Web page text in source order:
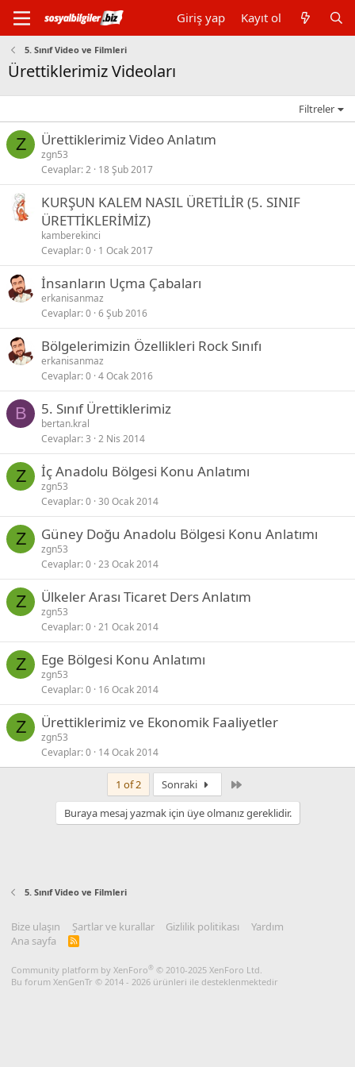
Giriş yap Kayıt ol
5. Sınıf Video ve Filmleri
Ürettiklerimiz Videoları
Filtreler
Z Ürettiklerimiz Video Anlatım
zgn53
Cevaplar 2 18 Şub 2017
KURŞUN KALEM NASIL ÜRETİLİR (5. SINIF
ÜRETTİKLERİMİZ)
kamberekinci
Cevaplar 0 1 Ocak 2017
İnsanların Uçma Çabaları
erkanisanmaz
Cevaplar 0 6 Şub 2016
Bölgelerimizin Özellikleri Rock Sınıfı
erkanisanmaz
Cevaplar 0 4 Ocak 2016
B 5. Sınıf Ürettiklerimiz
bertan.kral
Cevaplar 3 2 Nis 2014
Z İç Anadolu Bölgesi Konu Anlatımı
zgn53
Cevaplar 0 30 Ocak 2014
Z Güney Doğu Anadolu Bölgesi Konu Anlatımı
zgn53
Cevaplar 0 23 Ocak 2014
Z Ülkeler Arası Ticaret Ders Anlatım
zgn53
Cevaplar 0 21 Ocak 2014
Z Ege Bölgesi Konu Anlatımı
zgn53
Cevaplar 0 16 Ocak 2014
Z Ürettiklerimiz ve Ekonomik Faaliyetler
zgn53
Cevaplar 0 14 Ocak 2014
1 of 2 Sonraki
Buraya mesaj yazmak için üye olmanız gereklidir.
5. Sınıf Video ve Filmleri
Bize ulaşın Şartlar ve kurallar Gizlilik politikası
Yardım
Ana sayfa
R
Community platform by XenForo® © 2010-2025 XenForo Ltd.
Bu forum XenGenTr © 2014 - 2026 ürünleri ile desteklenmektedir